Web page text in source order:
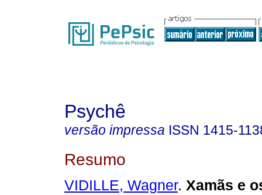
Psychê
versão impressa ISSN 1415-
Resumo
VIDILLE, Wagner. Xamãs e